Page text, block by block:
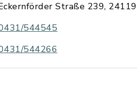
Straße 239,
544545
544266